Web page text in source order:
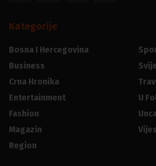
Kategorije
Bosna I Hercegovina
Business
Crna Hronika
Entertainment
Fashion
Magazin
Region
U